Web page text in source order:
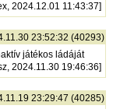
2024.12.01 11:43:37]
23:52:32 (40293)
játékos ládáját
2024.11.30 19:46:36]
23:29:47 (40285)